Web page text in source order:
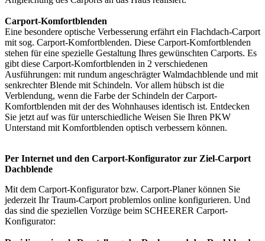
Carport-Komfortblenden
Eine besondere optische Verbesserung erfährt ein Flachdach-Carport
mit sog. Carport-Komfortblenden. Diese Carport-Komfortblenden
stehen für eine spezielle Gestaltung Ihres gewünschten Carports. Es
gibt diese Carport-Komfortblenden in 2 verschiedenen
Ausführungen: mit rundum angeschrägter Walmdachblende und mit
senkrechter Blende mit Schindeln. Vor allem hübsch ist die
Verblendung, wenn die Farbe der Schindeln der Carport-
Komfortblenden mit der des Wohnhauses identisch ist. Entdecken
Sie jetzt auf was für unterschiedliche Weisen Sie Ihren PKW
Unterstand mit Komfortblenden optisch verbessern können.
Per Internet und den Carport-Konfigurator zur Ziel-Carport
Dachblende
Mit dem Carport-Konfiguratorbzw. Carport-Planer können Sie
jederzeit Ihr Traum-Carport problemlos online konfigurieren. Und
das sind die speziellen Vorzüge beim SCHEERER Carport-
Konfigurator: